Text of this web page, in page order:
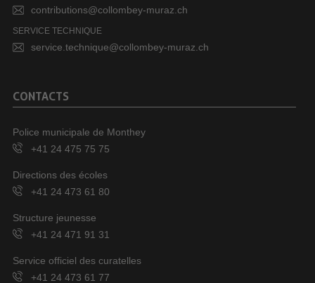
contributions@collombey-muraz.ch
SERVICE TECHNIQUE
service.technique@collombey-muraz.ch
CONTACTS
Police municipale de Monthey
+41 24 475 75 75
Directions des écoles
+41 24 473 61 80
Structure jeunesse
+41 24 471 91 31
Service officiel des curatelles
+41 24 473 61 77